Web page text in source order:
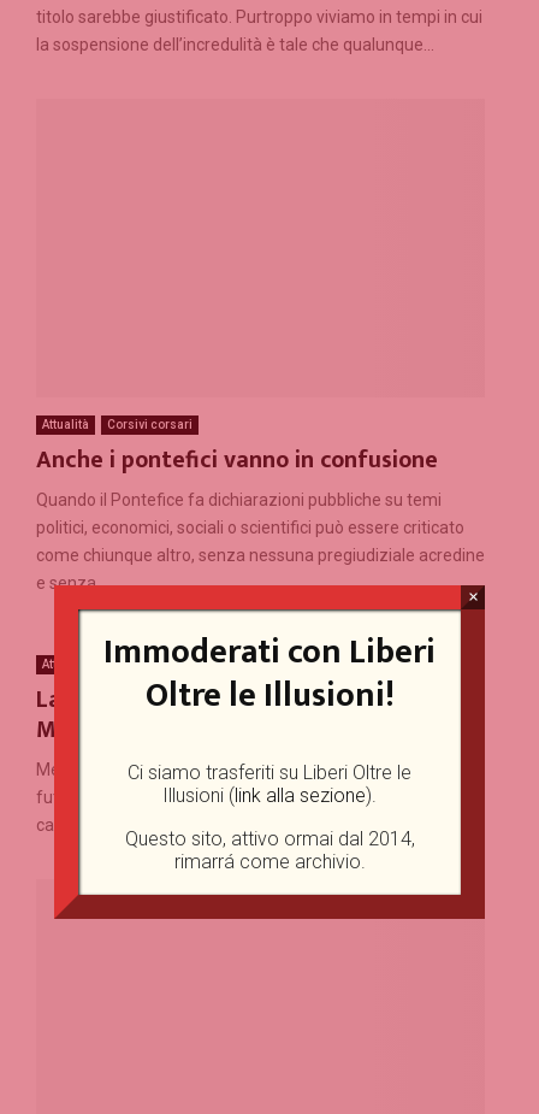
titolo sarebbe giustificato. Purtroppo viviamo in tempi in cui
la sospensione dell’incredulità è tale che qualunque...
Attualità Corsivi corsari
Anche i pontefici vanno in confusione
Quando il Pontefice fa dichiarazioni pubbliche su temi
politici, economici, sociali o scientifici può essere criticato
come chiunque altro, senza nessuna pregiudiziale acredine
e senza...
Attualità Medio-Oriente senza veli
La Guerra in Ucraina: implicazioni per il
Medio-Oriente
Medio-Oriente Senza Veli è una finestra sul passato ed il
futuro della realtà islamica dalla sua culla. Un’idea nata per
caso dall’incontro tra un viaggiatore...
Immoderati con Liberi
Oltre le Illusioni!
Ci siamo trasferiti su Liberi Oltre le
Illusioni (link alla sezione).
Questo sito, attivo ormai dal 2014,
rimarrá come archivio.
×